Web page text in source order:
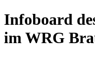
Infoboard
im WRG